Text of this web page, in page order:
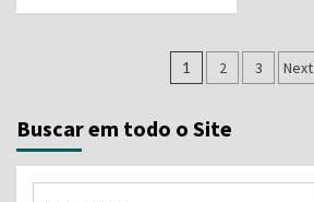
Navegação
posts
1 2 3 Next
Buscar em todo o Site